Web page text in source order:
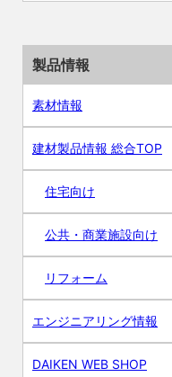
製品情報
素材情報
建材製品情報 総合TOP
住宅向け
公共・商業施設向け
リフォーム
エンジニアリング情報
DAIKEN WEB SHOP